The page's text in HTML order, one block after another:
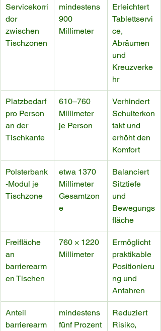
Servicekorri
dor
zwischen
Tischzonen
mindestens
900
Millimeter
Erleichtert
Tablettservi
ce,
Abräumen
und
Kreuzverke
hr
Platzbedarf
pro Person
an der
Tischkante
610–760
Millimeter
je Person
Verhindert
Schulterkon
takt und
erhöht den
Komfort
Polsterbank
-Modul je
Tischzone
etwa 1370
Millimeter
Gesamtzon
e
Balanciert
Sitztiefe
und
Bewegungs
fläche
Freifläche
an
barrierearm
en Tischen
760 × 1220
Millimeter
Ermöglicht
praktikable
Positionieru
ng und
Anfahren
Anteil
barrierearm
mindestens
fünf Prozent
Reduziert
Risiko,